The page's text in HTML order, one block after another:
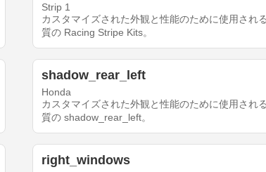
Strip 1
カスタマイズされた外観と性能のために使用され
質の Racing Stripe Kits。
shadow_rear_left
Honda
カスタマイズされた外観と性能のために使用され
質の shadow_rear_left。
right_windows